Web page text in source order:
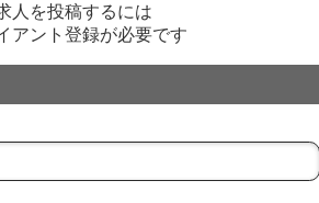
人を投稿するには
アント登録が必要です